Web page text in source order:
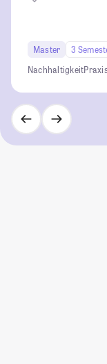
Master
3
Nachhaltigkeit